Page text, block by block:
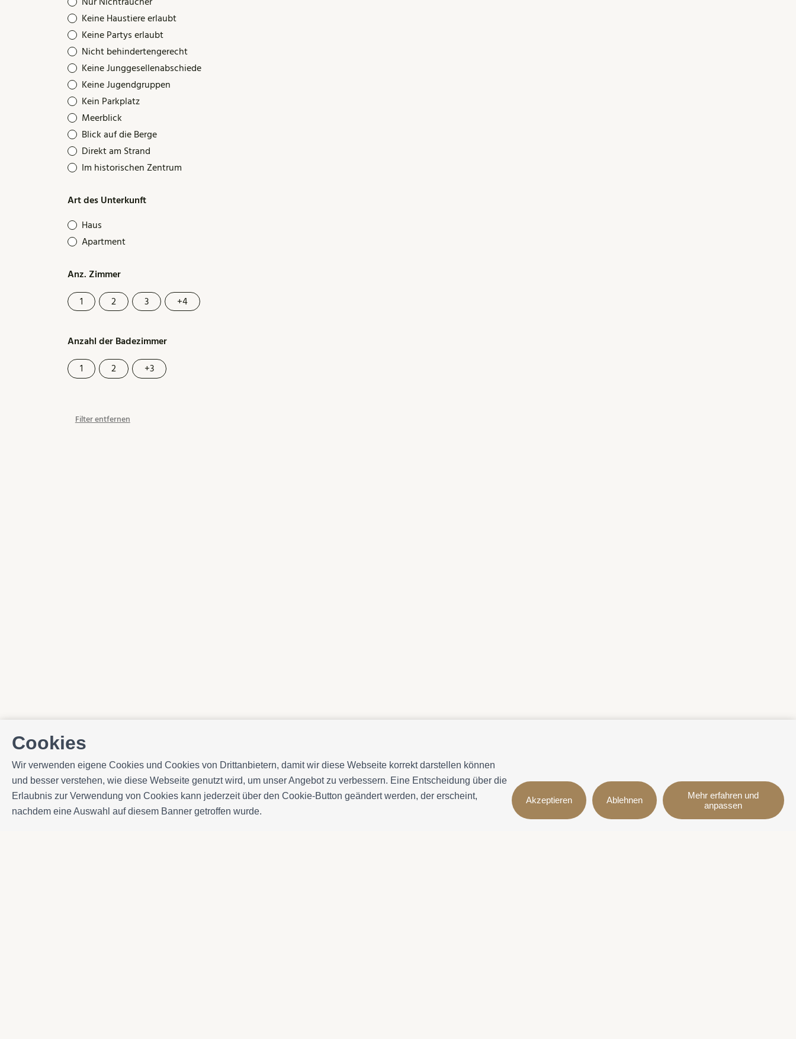
Cookies
Wir verwenden eigene Cookies und Cookies von Drittanbietern, damit wir diese Webseite korrekt darstellen können
und besser verstehen, wie diese Webseite genutzt wird, um unser Angebot zu verbessern. Eine Entscheidung über die
Erlaubnis zur Verwendung von Cookies kann jederzeit über den Cookie-Button geändert werden, der erscheint,
nachdem eine Auswahl auf diesem Banner getroffen wurde.
Akzeptieren Ablehnen
Mehr erfahren und
anpassen
Keine Haustiere erlaubt
Keine Partys erlaubt
Nicht behindertengerecht
Keine Junggesellenabschiede
Keine Jugendgruppen
Kein Parkplatz
Meerblick
Blick auf die Berge
Direkt am Strand
Im historischen Zentrum
Art des Unterkunft
Haus
Apartment
Anz. Zimmer
1
2 3 +4
Anzahl der Badezimmer
1
2 +3
Filter entfernen